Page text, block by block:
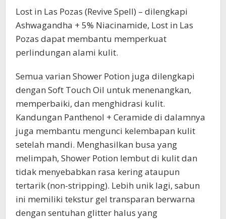
Lost in Las Pozas (Revive Spell) – dilengkapi
Ashwagandha + 5% Niacinamide, Lost in Las
Pozas dapat membantu memperkuat
perlindungan alami kulit.
Semua varian Shower Potion juga dilengkapi
dengan Soft Touch Oil untuk menenangkan,
memperbaiki, dan menghidrasi kulit.
Kandungan Panthenol + Ceramide di dalamnya
juga membantu mengunci kelembapan kulit
setelah mandi. Menghasilkan busa yang
melimpah, Shower Potion lembut di kulit dan
tidak menyebabkan rasa kering ataupun
tertarik (non-stripping). Lebih unik lagi, sabun
ini memiliki tekstur gel transparan berwarna
dengan sentuhan glitter halus yang